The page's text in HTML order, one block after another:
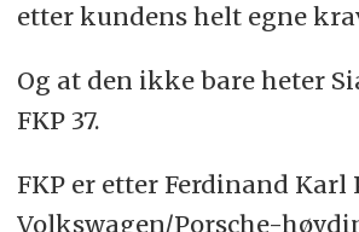
etter kundens helt egne
Og at den ikke bare heter
FKP 37.
FKP er etter Ferdinand Karl
Volkswagen/Porsche-